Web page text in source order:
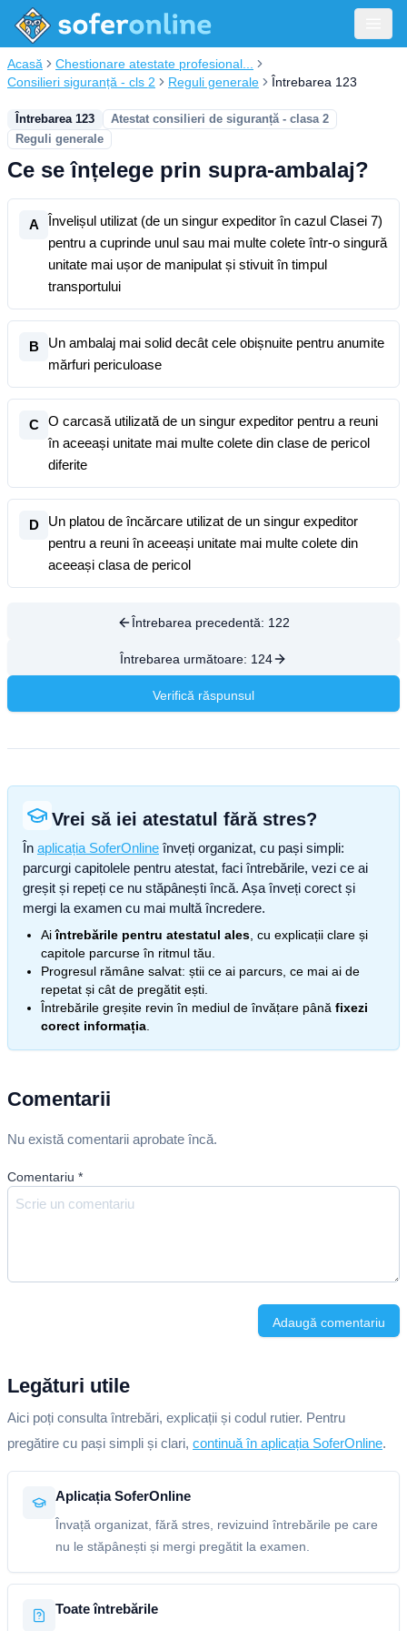
Acasă
Chestionare atestate profesional...
Consilieri siguranță - cls 2
Reguli generale Întrebarea 123
Întrebarea 123
Atestat consilieri de siguranță - clasa 2
Reguli generale
Ce se înțelege prin supra-ambalaj?
A
Învelișul utilizat (de un singur expeditor în cazul Clasei 7)
pentru a cuprinde unul sau mai multe colete într-o singură
unitate mai ușor de manipulat și stivuit în timpul
transportului
B
Un ambalaj mai solid decât cele obișnuite pentru anumite
mărfuri periculoase
C
O carcasă utilizată de un singur expeditor pentru a reuni
în aceeași unitate mai multe colete din clase de pericol
diferite
D
Un platou de încărcare utilizat de un singur expeditor
pentru a reuni în aceeași unitate mai multe colete din
aceeași clasa de pericol
Întrebarea precedentă: 122
Întrebarea următoare: 124
Verifică răspunsul
Vrei să iei atestatul fără stres?
În aplicația SoferOnline înveți organizat, cu pași simpli:
parcurgi capitolele pentru atestat, faci întrebările, vezi ce ai
greșit și repeți ce nu stăpânești încă. Așa înveți corect și
mergi la examen cu mai multă încredere.
Aiîntrebările pentru atestatul ales , cu explicații clare și
capitole parcurse în ritmul tău.
Progresul rămâne salvat: știi ce ai parcurs, ce mai ai de
repetat și cât de pregătit ești.
Întrebările greșite revin în mediul de învățare până fixezi
corect informația
Comentarii
Nu există comentarii aprobate încă.
Comentariu *
Adaugă comentariu
Legături utile
Aici poți consulta întrebări, explicații și codul rutier. Pentru
pregătire cu pași simpli și clari, continuă în aplicația SoferOnline.
Aplicația SoferOnline
Învață organizat, fără stres, revizuind întrebările pe care
nu le stăpânești și mergi pregătit la examen.
Toate întrebările